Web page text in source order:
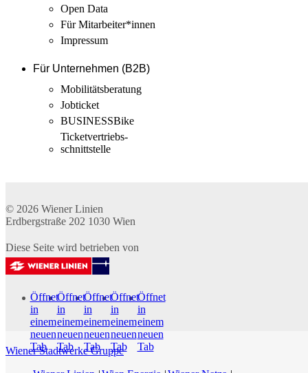
Open Data
Für Mitarbeiter­*innen
Impressum
Für Unternehmen (B2B)
Mobilitäts­beratung
Jobticket
BUSINESSBike
Ticketvertriebs­
schnittstelle
© 2026 Wiener Linien
Erdbergstraße 202 1030 Wien
Diese Seite wird betrieben von
Öffnet
in
einem
neuen
Tab
Öffnet
in
einem
neuen
Tab
Öffnet
in
einem
neuen
Tab
Öffnet
in
einem
neuen
Tab
Öffnet
in
einem
neuen
Tab
Wiener Stadtwerke Gruppe